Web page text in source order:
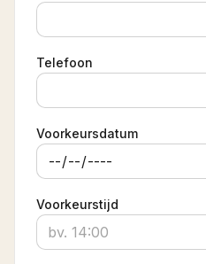
Telefoon
Voorkeursdatum
Voorkeurstijd